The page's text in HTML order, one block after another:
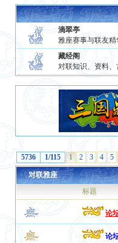
滴翠亭
雅座赛事与联友精
藏经阁
对联知识、资料
5736 1/115 1 2 3 4 5
对联雅座
标题
论
论